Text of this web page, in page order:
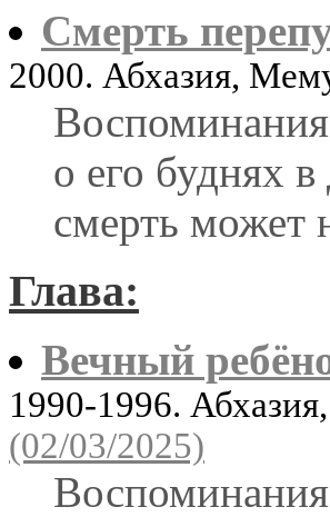
Смерть
2000. Абхазия,
о его буднях
смерть может
Глава:
Вечный
1990-1996.
(02/03/2025)